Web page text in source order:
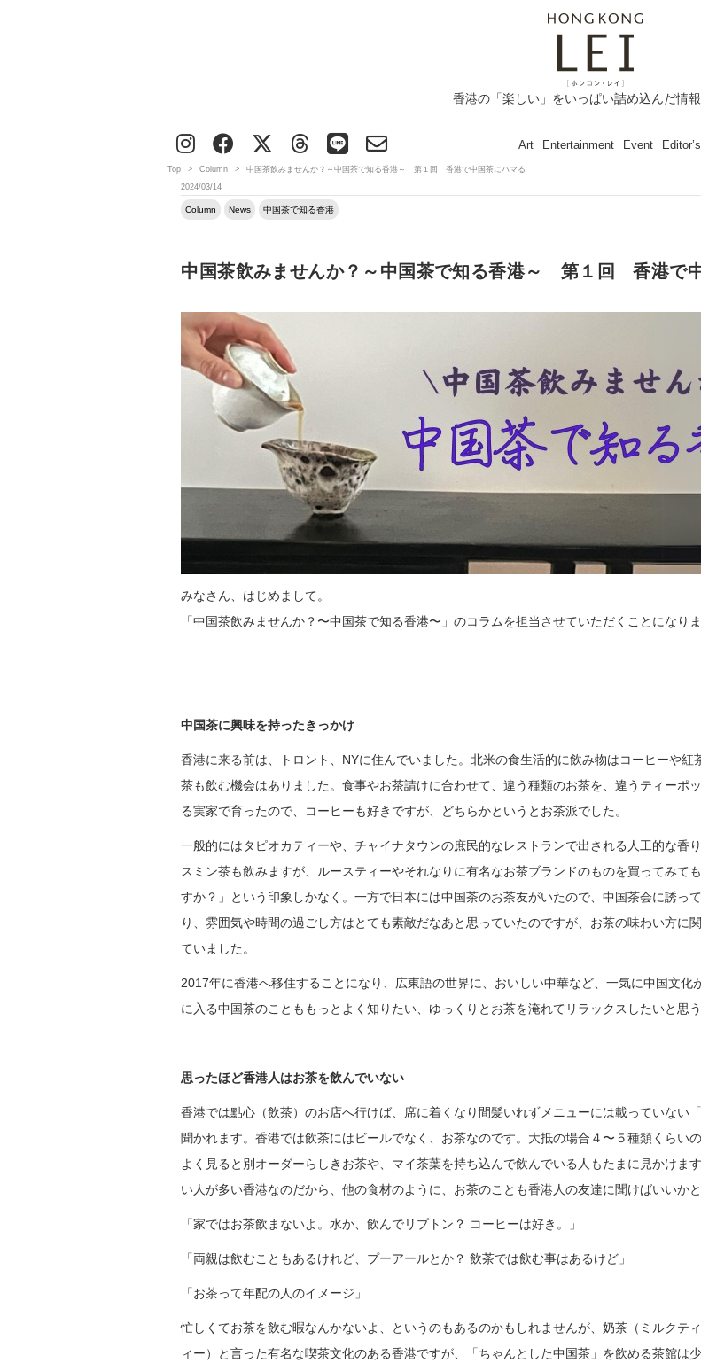
香港の「楽しい」をいっぱい詰め込んだ情
Art Entertainment Event
Top > Column >
中国茶飲みませんか？～中国茶で知る香港～ 第１回 香港で中国茶にハマる
2024/03/14
Column News 中国茶で知る香港
中国茶飲みませんか？～中国茶で知る香港～ 第１回 香港で
みなさん、はじめまして。
「中国茶飲みませんか？〜中国茶で知る香港〜」のコラムを担当させていただくことになり
中国茶に興味を持ったきっかけ
香港に来る前は、トロント、NYに住んでいました。北米の食生活的に飲み物はコーヒーや紅
茶も飲む機会はありました。食事やお茶請けに合わせて、違う種類のお茶を、違うティーポ
る実家で育ったので、コーヒーも好きですが、どちらかというとお茶派でした。
一般的にはタピオカティーや、チャイナタウンの庶民的なレストランで出される人工的な香
スミン茶も飲みますが、ルースティーやそれなりに有名なお茶ブランドのものを買ってみて
すか？」という印象しかなく。一方で日本には中国茶のお茶友がいたので、中国茶会に誘っ
り、雰囲気や時間の過ごし方はとても素敵だなあと思っていたのですが、お茶の味わい方に
ていました。
2017年に香港へ移住することになり、広東語の世界に、おいしい中華など、一気に中国文化
に入る中国茶のことももっとよく知りたい、ゆっくりとお茶を淹れてリラックスしたいと思
思ったほど香港人はお茶を飲んでいない
香港では點心（飲茶）のお店へ行けば、席に着くなり間髪いれずメニューには載っていない
聞かれます。香港では飲茶にはビールでなく、お茶なのです。大抵の場合４〜５種類くらい
よく見ると別オーダーらしきお茶や、マイ茶葉を持ち込んで飲んでいる人もたまに見かけま
い人が多い香港なのだから、他の食材のように、お茶のことも香港人の友達に聞けばいいかと
「家ではお茶飲まないよ。水か、飲んでリプトン？ コーヒーは好き。」
「両親は飲むこともあるけれど、プーアールとか？ 飲茶では飲む事はあるけど」
「お茶って年配の人のイメージ」
忙しくてお茶を飲む暇なんかないよ、というのもあるのかもしれませんが、奶茶（ミルクテ
ィー）と言った有名な喫茶文化のある香港ですが、「ちゃんとした中国茶」を飲める茶館は